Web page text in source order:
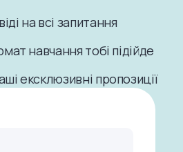
на всі запитання
навчання тобі підійде
ексклюзивні пропозиції